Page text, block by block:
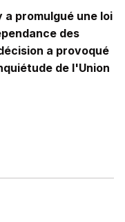
promulgué une loi
des
a provoqué
de l'Union